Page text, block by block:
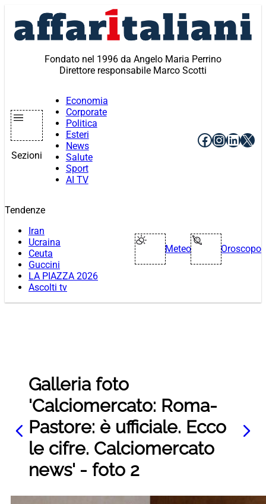
contenuto
Fondato nel 1996 da Angelo Maria Perrino
Direttore responsabile Marco Scotti
Sezioni
Economia
Corporate
Politica
Esteri
News
Salute
Sport
AI TV
Facebook
X
Tendenze
Iran
Ucraina
Ceuta
Guccini
LA PIAZZA 2026
Ascolti tv
Meteo Oroscopo
Galleria foto
'Calciomercato: Roma-
Pastore: è ufficiale. Ecco
le cifre. Calciomercato
news' - foto 2